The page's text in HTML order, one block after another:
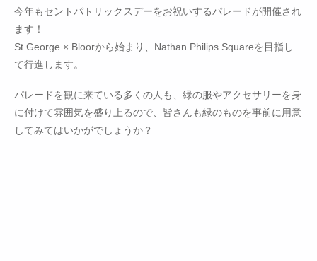
今年もセントパトリックスデーをお祝いするパレードが開催され
ます！
St George × Bloorから始まり、Nathan Philips Squareを目指し
て行進します。
パレードを観に来ている多くの人も、緑の服やアクセサリーを身
に付けて雰囲気を盛り上るので、皆さんも緑のものを事前に用意
してみてはいかがでしょうか？